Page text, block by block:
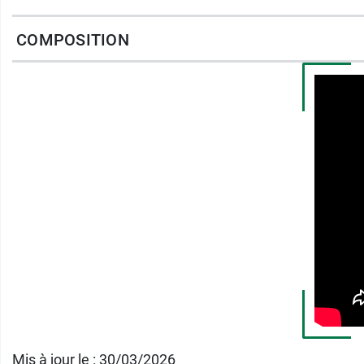
Caractéristiques des
COMPOSITION
Mis à jour le : 30/03/2026